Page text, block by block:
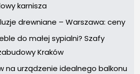
karnisza
drewniane – Warszawa: ceny
do małej sypialni? Szafy
Kraków
na urządzenie idealnego balkonu